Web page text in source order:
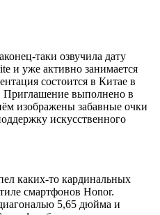
таки озвучила дату
и уже активно занимается
состоится в Китае в
Приглашение выполнено в
изображены забавные очки
искусственного
каких-то кардинальных
смартфонов Honor.
5,65 дюйма и